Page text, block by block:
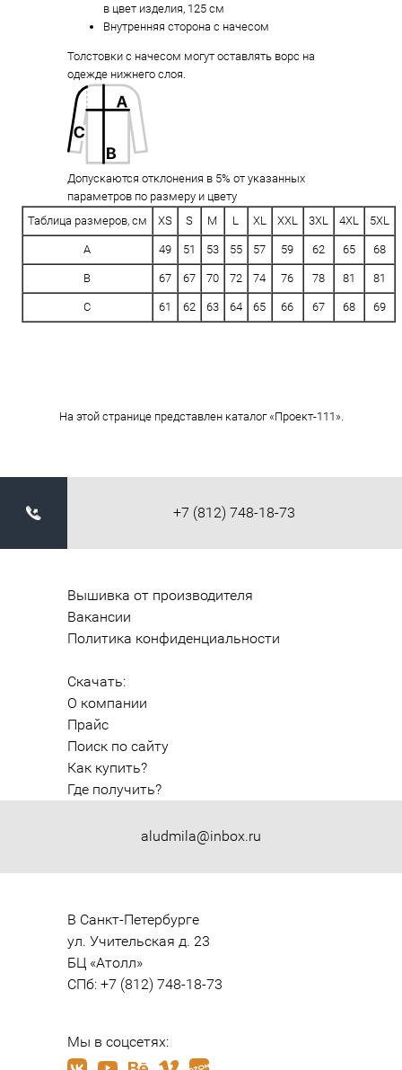
в цвет изделия, 125 см
Внутренняя сторона с начесом
Толстовки с начесом могут оставлять ворс на
одежде нижнего слоя.
Допускаются отклонения в 5% от указанных
параметров по размеру и цвету
Таблица размеров, см
XS S M L XL XXL 3XL 4XL 5XL
A 49 51 53 55 57 59 62 65 68
B 67 67 70 72 74 76 78 81 81
C 61 62 63 64 65 66 67 68 69
На этой странице представлен каталог «Проект-111».
+7 (812) 748-18-73
aludmila@inbox.ru
Вышивка от производителя
Вакансии
Политика конфиденциальности
Скачать:
О компании
Прайс
Поиск по сайту
Как купить?
Где получить?
В Санкт-Петербурге
ул. Учительская д. 23
БЦ «Атолл»
СПб: +7 (812) 748-18-73
Мы в соцсетях: